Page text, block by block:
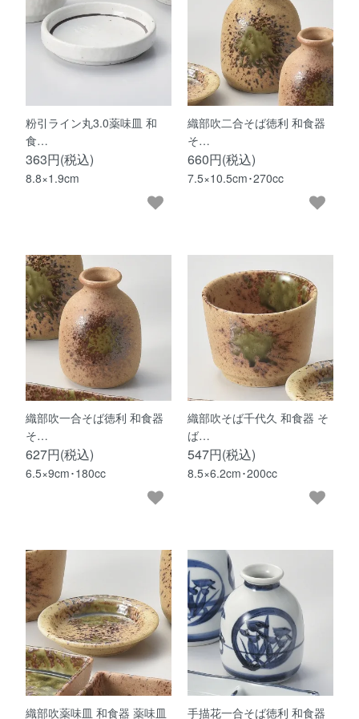
粉引ライン丸3.0薬味皿 和
食…
363円(税込)
8.8×1.9cm
織部吹二合そば徳利 和食器
そ…
660円(税込)
7.5×10.5cm･270cc
織部吹一合そば徳利 和食器
そ…
627円(税込)
6.5×9cm･180cc
織部吹そば千代久 和食器 そ
ば…
547円(税込)
8.5×6.2cm･200cc
織部吹薬味皿 和食器 薬味皿
手描花一合そば徳利 和食器